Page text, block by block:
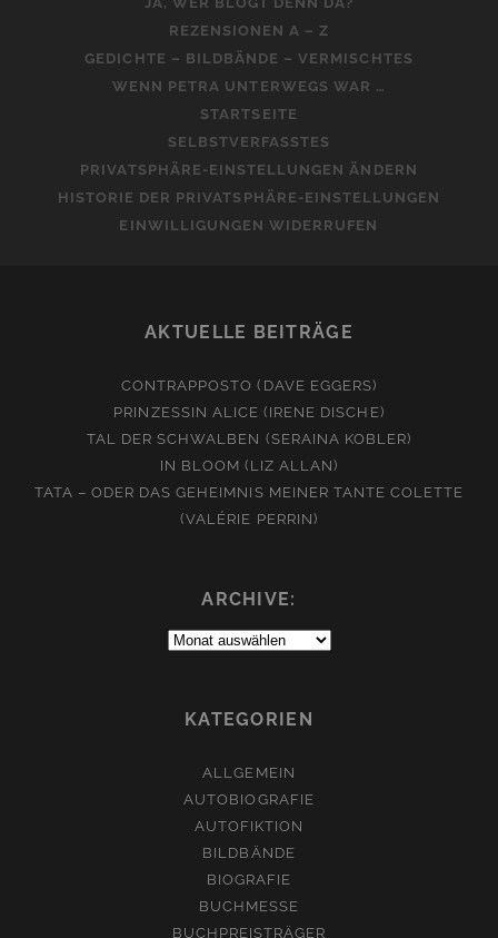
REZENSIONEN A – Z
GEDICHTE – BILDBÄNDE – VERMISCHTES
WENN PETRA UNTERWEGS WAR …
STARTSEITE
SELBSTVERFASSTES
PRIVATSPHÄRE-EINSTELLUNGEN ÄNDERN
HISTORIE DER PRIVATSPHÄRE-EINSTELLUNGEN
EINWILLIGUNGEN WIDERRUFEN
AKTUELLE BEITRÄGE
CONTRAPPOSTO (DAVE EGGERS)
PRINZESSIN ALICE (IRENE DISCHE)
TAL DER SCHWALBEN (SERAINA KOBLER)
IN BLOOM (LIZ ALLAN)
TATA – ODER DAS GEHEIMNIS MEINER TANTE COLETTE
(VALÉRIE PERRIN)
ARCHIVE:
Archive:
KATEGORIEN
ALLGEMEIN
AUTOBIOGRAFIE
AUTOFIKTION
BILDBÄNDE
BIOGRAFIE
BUCHMESSE
BUCHPREISTRÄGER